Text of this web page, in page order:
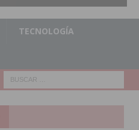
TECNOLOGÍA